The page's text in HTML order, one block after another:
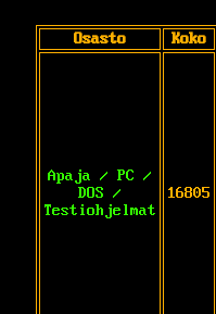
Osasto Koko
Apaja / PC /
DOS /
Testiohjelmat
16805